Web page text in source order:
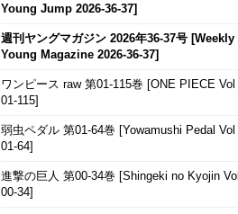
Young Jump 2026-36-37]
週刊ヤングマガジン 2026年36-37号 [Weekly
Young Magazine 2026-36-37]
ワンピース raw 第01-115巻 [ONE PIECE Vol
01-115]
弱虫ペダル 第01-64巻 [Yowamushi Pedal Vol
01-64]
進撃の巨人 第00-34巻 [Shingeki no Kyojin Vol
00-34]